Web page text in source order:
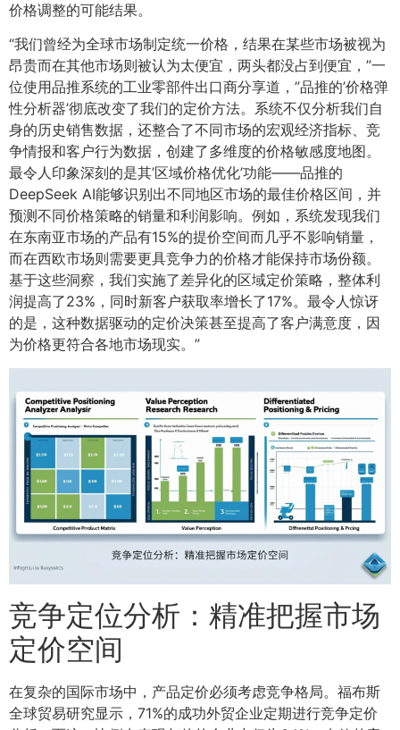
价格调整的可能结果。
“我们曾经为全球市场制定统一价格，结果在某些市场被视为
昂贵而在其他市场则被认为太便宜，两头都没占到便宜，”一
位使用品推系统的工业零部件出口商分享道，”品推的’价格弹
性分析器’彻底改变了我们的定价方法。系统不仅分析我们自
身的历史销售数据，还整合了不同市场的宏观经济指标、竞
争情报和客户行为数据，创建了多维度的价格敏感度地图。
最令人印象深刻的是其’区域价格优化’功能——品推的
DeepSeek AI能够识别出不同地区市场的最佳价格区间，并
预测不同价格策略的销量和利润影响。例如，系统发现我们
在东南亚市场的产品有15%的提价空间而几乎不影响销量，
而在西欧市场则需要更具竞争力的价格才能保持市场份额。
基于这些洞察，我们实施了差异化的区域定价策略，整体利
润提高了23%，同时新客户获取率增长了17%。最令人惊讶
的是，这种数据驱动的定价决策甚至提高了客户满意度，因
为价格更符合各地市场现实。”
竞争定位分析：精准把握市场
定价空间
在复杂的国际市场中，产品定价必须考虑竞争格局。福布斯
全球贸易研究显示，71%的成功外贸企业定期进行竞争定价